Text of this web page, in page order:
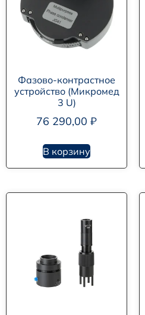
Фазово-контрастное
устройство (Микромед
3 U)
76 290,00 ₽
В корзину